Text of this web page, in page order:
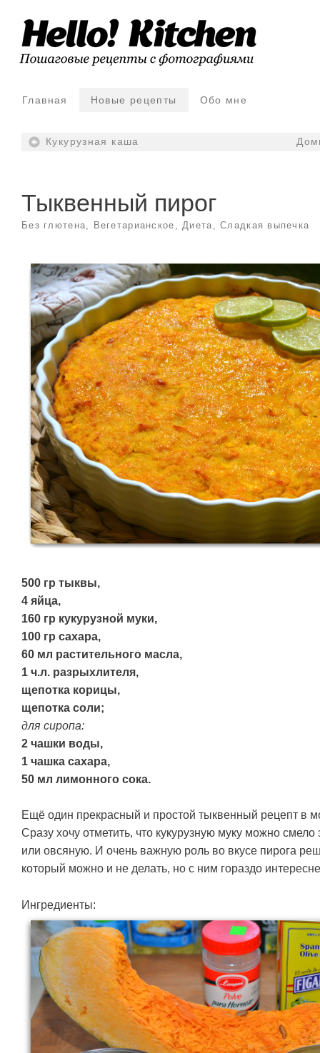
Главная Новые рецепты Обо мне
Кукурузная каша
Тыквенный пирог
Без глютена, Вегетарианское ,Диета ,Сладкая выпечка
500 гр тыквы,
4 яйца,
160 гр кукурузной муки,
100 гр сахара,
60 мл растительного масла,
1 ч.л. разрыхлителя,
щепотка корицы,
щепотка соли;
для сиропа:
2 чашки воды,
1 чашка сахара,
50 мл лимонного сока.
Ещё один прекрасный и простой тыквенный рецепт в
Сразу хочу отметить, что кукурузную муку можно
или овсяную. И очень важную роль во вкусе пирога
который можно и не делать, но с ним гораздо
Ингредиенты: